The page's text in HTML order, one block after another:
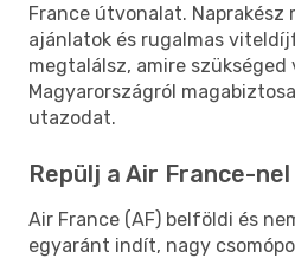
France útvonalat. Naprakész
ajánlatok és rugalmas
megtalálsz, amire szükséged
Magyarországról
utazodat.
Repülj a Air France-nel
Air France (AF) belföldi és
egyaránt indít, nagy